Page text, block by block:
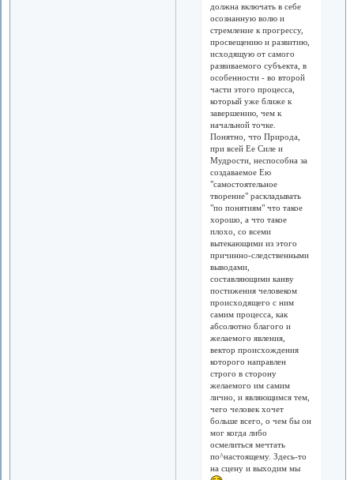
должна включать в себе
осознанную волю и
стремление к прогрессу,
просвещению и развитию,
исходящую от самого
развиваемого субъекта, в
особенности - во второй
части этого процесса,
который уже ближе к
завершению, чем к
начальной точке.
Понятно, что Природа,
при всей Ее Силе и
Мудрости, неспособна за
создаваемое Ею
"самостоятельное
творение" раскладывать
"по понятиям" что такое
хорошо, а что такое
плохо, со всеми
вытекающими из этого
причинно-следственными
выводами,
составляющими канву
постижения человеком
происходящего с ним
самим процесса, как
абсолютно благого и
желаемого явления,
вектор происхождения
которого направлен
строго в сторону
желаемого им самим
лично, и являющимся тем,
чего человек хочет
больше всего, о чем бы он
мог когда либо
осмелиться мечтать
по^настоящему. Здесь-то
на сцену и выходим мы